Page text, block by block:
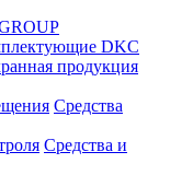
DKC
продукция
Средства
Средства и